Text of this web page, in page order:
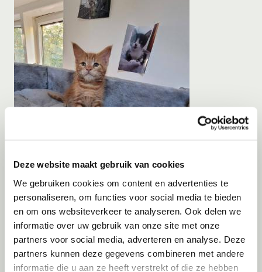
Deze website maakt gebruik van cookies
We gebruiken cookies om content en advertenties te
personaliseren, om functies voor social media te bieden
en om ons websiteverkeer te analyseren. Ook delen we
informatie over uw gebruik van onze site met onze
partners voor social media, adverteren en analyse. Deze
partners kunnen deze gegevens combineren met andere
informatie die u aan ze heeft verstrekt of die ze hebben
Adoptie 08-08-2026
Virgil+ Cody
Hollandsche Rading